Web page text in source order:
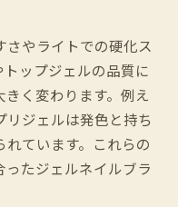
さやライトでの硬化ス
ップジェルの品質に
く変わります。例え
ジェルは発色と持ち
ています。これらの
たジェルネイルブラ